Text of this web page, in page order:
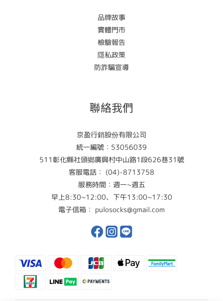
品牌故事
實體門市
檢驗報告
隱私政策
防詐騙宣導
聯絡我們
京盈行銷股份有限公司
統一編號：53056039
511彰化縣社頭鄉廣興村中山路1段626巷31號
客服電話： (04)-8713758
服務時間：週一~週五
早上8:30~12:00、下午13:00~17:30
電子信箱： pulosocks@gmail.com